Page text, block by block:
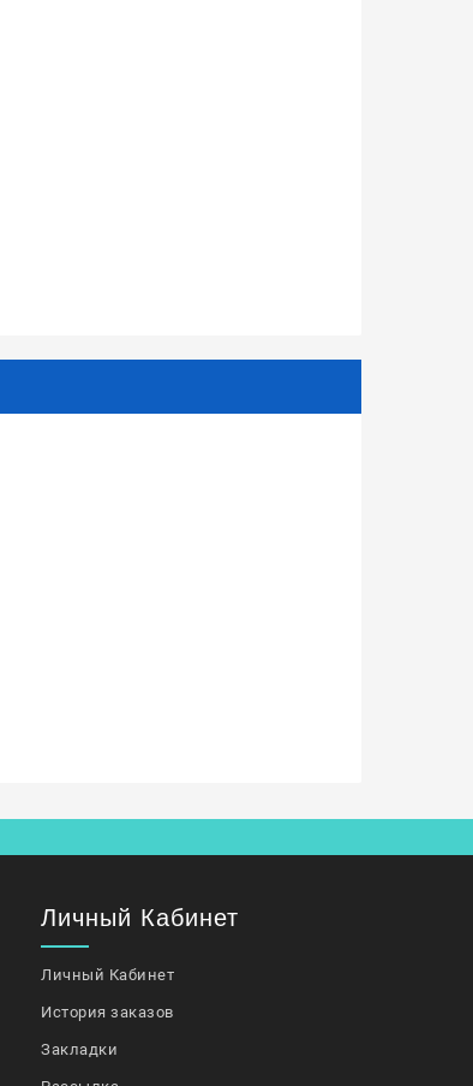
Личный Кабинет
Личный Кабинет
История заказов
Закладки